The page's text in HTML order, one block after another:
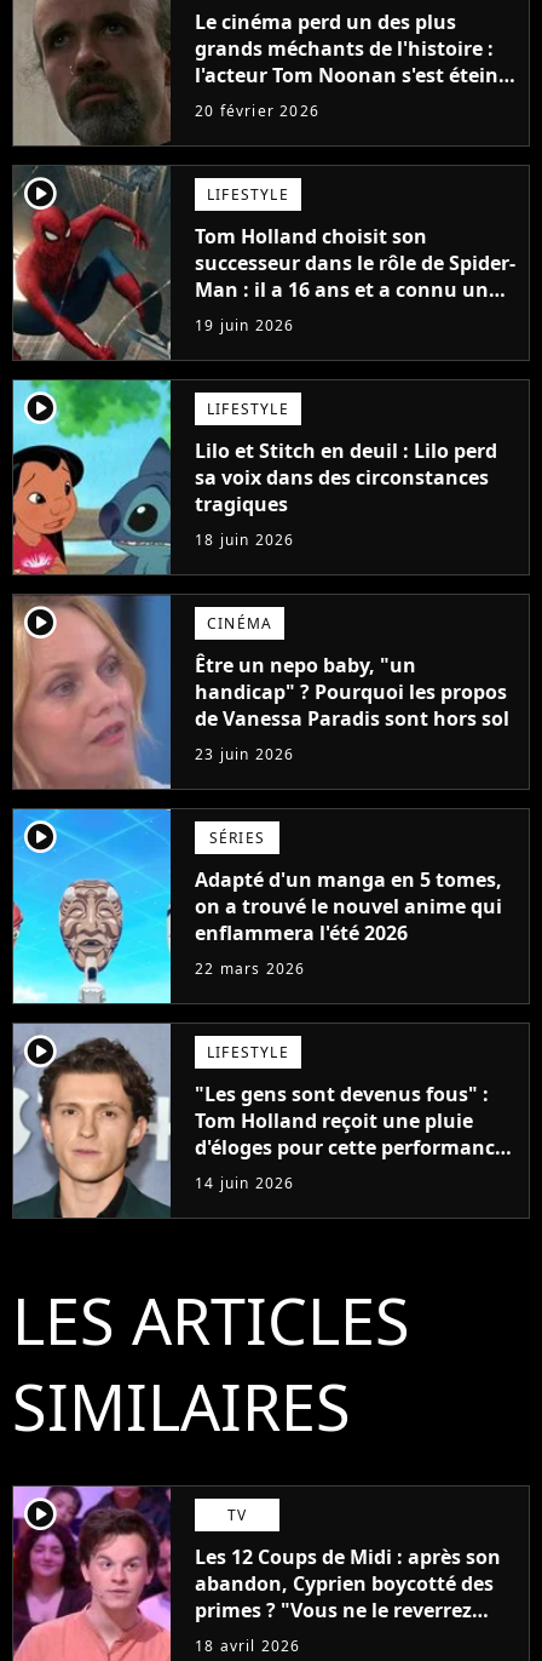
Le cinéma perd un des plus
grands méchants de l'histoire :
l'acteur Tom Noonan s'est éteint
à 74 ans
20 février 2026
player2 LIFESTYLE
Tom Holland choisit son
successeur dans le rôle de Spider-
Man : il a 16 ans et a connu un
énorme succès sur Netflix
l'année dernière
19 juin 2026
player2 LIFESTYLE
Lilo et Stitch en deuil : Lilo perd
sa voix dans des circonstances
tragiques
18 juin 2026
player2 CINÉMA
Être un nepo baby, "un
handicap" ? Pourquoi les propos
de Vanessa Paradis sont hors sol
23 juin 2026
player2 SÉRIES
Adapté d'un manga en 5 tomes,
on a trouvé le nouvel anime qui
enflammera l'été 2026
22 mars 2026
player2 LIFESTYLE
"Les gens sont devenus fous" :
Tom Holland reçoit une pluie
d'éloges pour cette performance
qui n'a rien à voir avec Spider-
Man et L'Odyssée
14 juin 2026
LES ARTICLES
SIMILAIRES
player2 TV
Les 12 Coups de Midi : après son
abandon, Cyprien boycotté des
primes ? "Vous ne le reverrez
plus"
18 avril 2026